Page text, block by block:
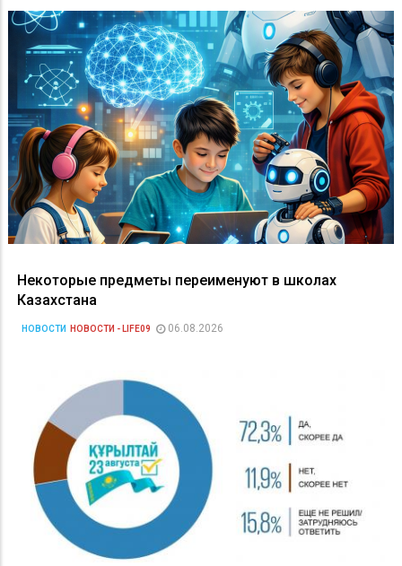
Некоторые предметы переименуют в школах
Казахстана
НОВОСТИ НОВОСТИ - LIFE09 06.08.2026